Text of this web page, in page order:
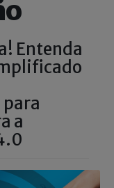
Entenda
a